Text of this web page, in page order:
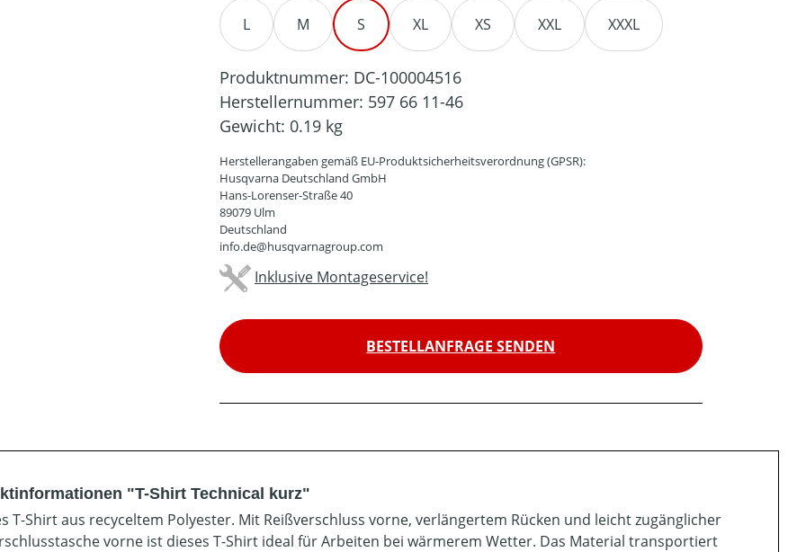
L M S XL XS XXL XXXL
Produktnummer: DC-100004516
Herstellernummer: 597 66 11-46
Gewicht: 0.19 kg
Herstellerangaben gemäß EU-Produktsicherheitsverordnung (GPSR):
Husqvarna Deutschland GmbH
Hans-Lorenser-Straße 40
89079 Ulm
Deutschland
info.de@husqvarnagroup.com
Inklusive Montageservice!
BESTELLANFRAGE SENDEN
"T-Shirt Technical kurz"
T-Shirt aus recyceltem Polyester. Mit Reißverschluss vorne, verlängertem Rücken und leicht zugänglicher
vorne ist dieses T-Shirt ideal für Arbeiten bei wärmerem Wetter. Das Material transportiert